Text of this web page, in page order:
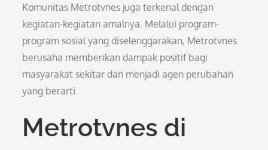
Komunitas Metrotvnes juga terkenal dengan
kegiatan-kegiatan amalnya. Melalui program-
program sosial yang diselenggarakan, Metrotvnes
berusaha memberikan dampak positif bagi
masyarakat sekitar dan menjadi agen perubahan
yang berarti.
Metrotvnes di